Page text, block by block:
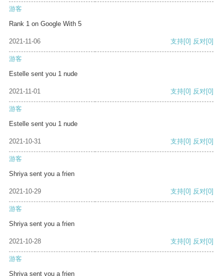
游客
Rank 1 on Google With 5
2021-11-06 支持[0] 反对[0]
游客
Estelle sent you 1 nude
2021-11-01 支持[0] 反对[0]
游客
Estelle sent you 1 nude
2021-10-31 支持[0] 反对[0]
游客
Shriya sent you a frien
2021-10-29 支持[0] 反对[0]
游客
Shriya sent you a frien
2021-10-28 支持[0] 反对[0]
游客
Shriya sent you a frien